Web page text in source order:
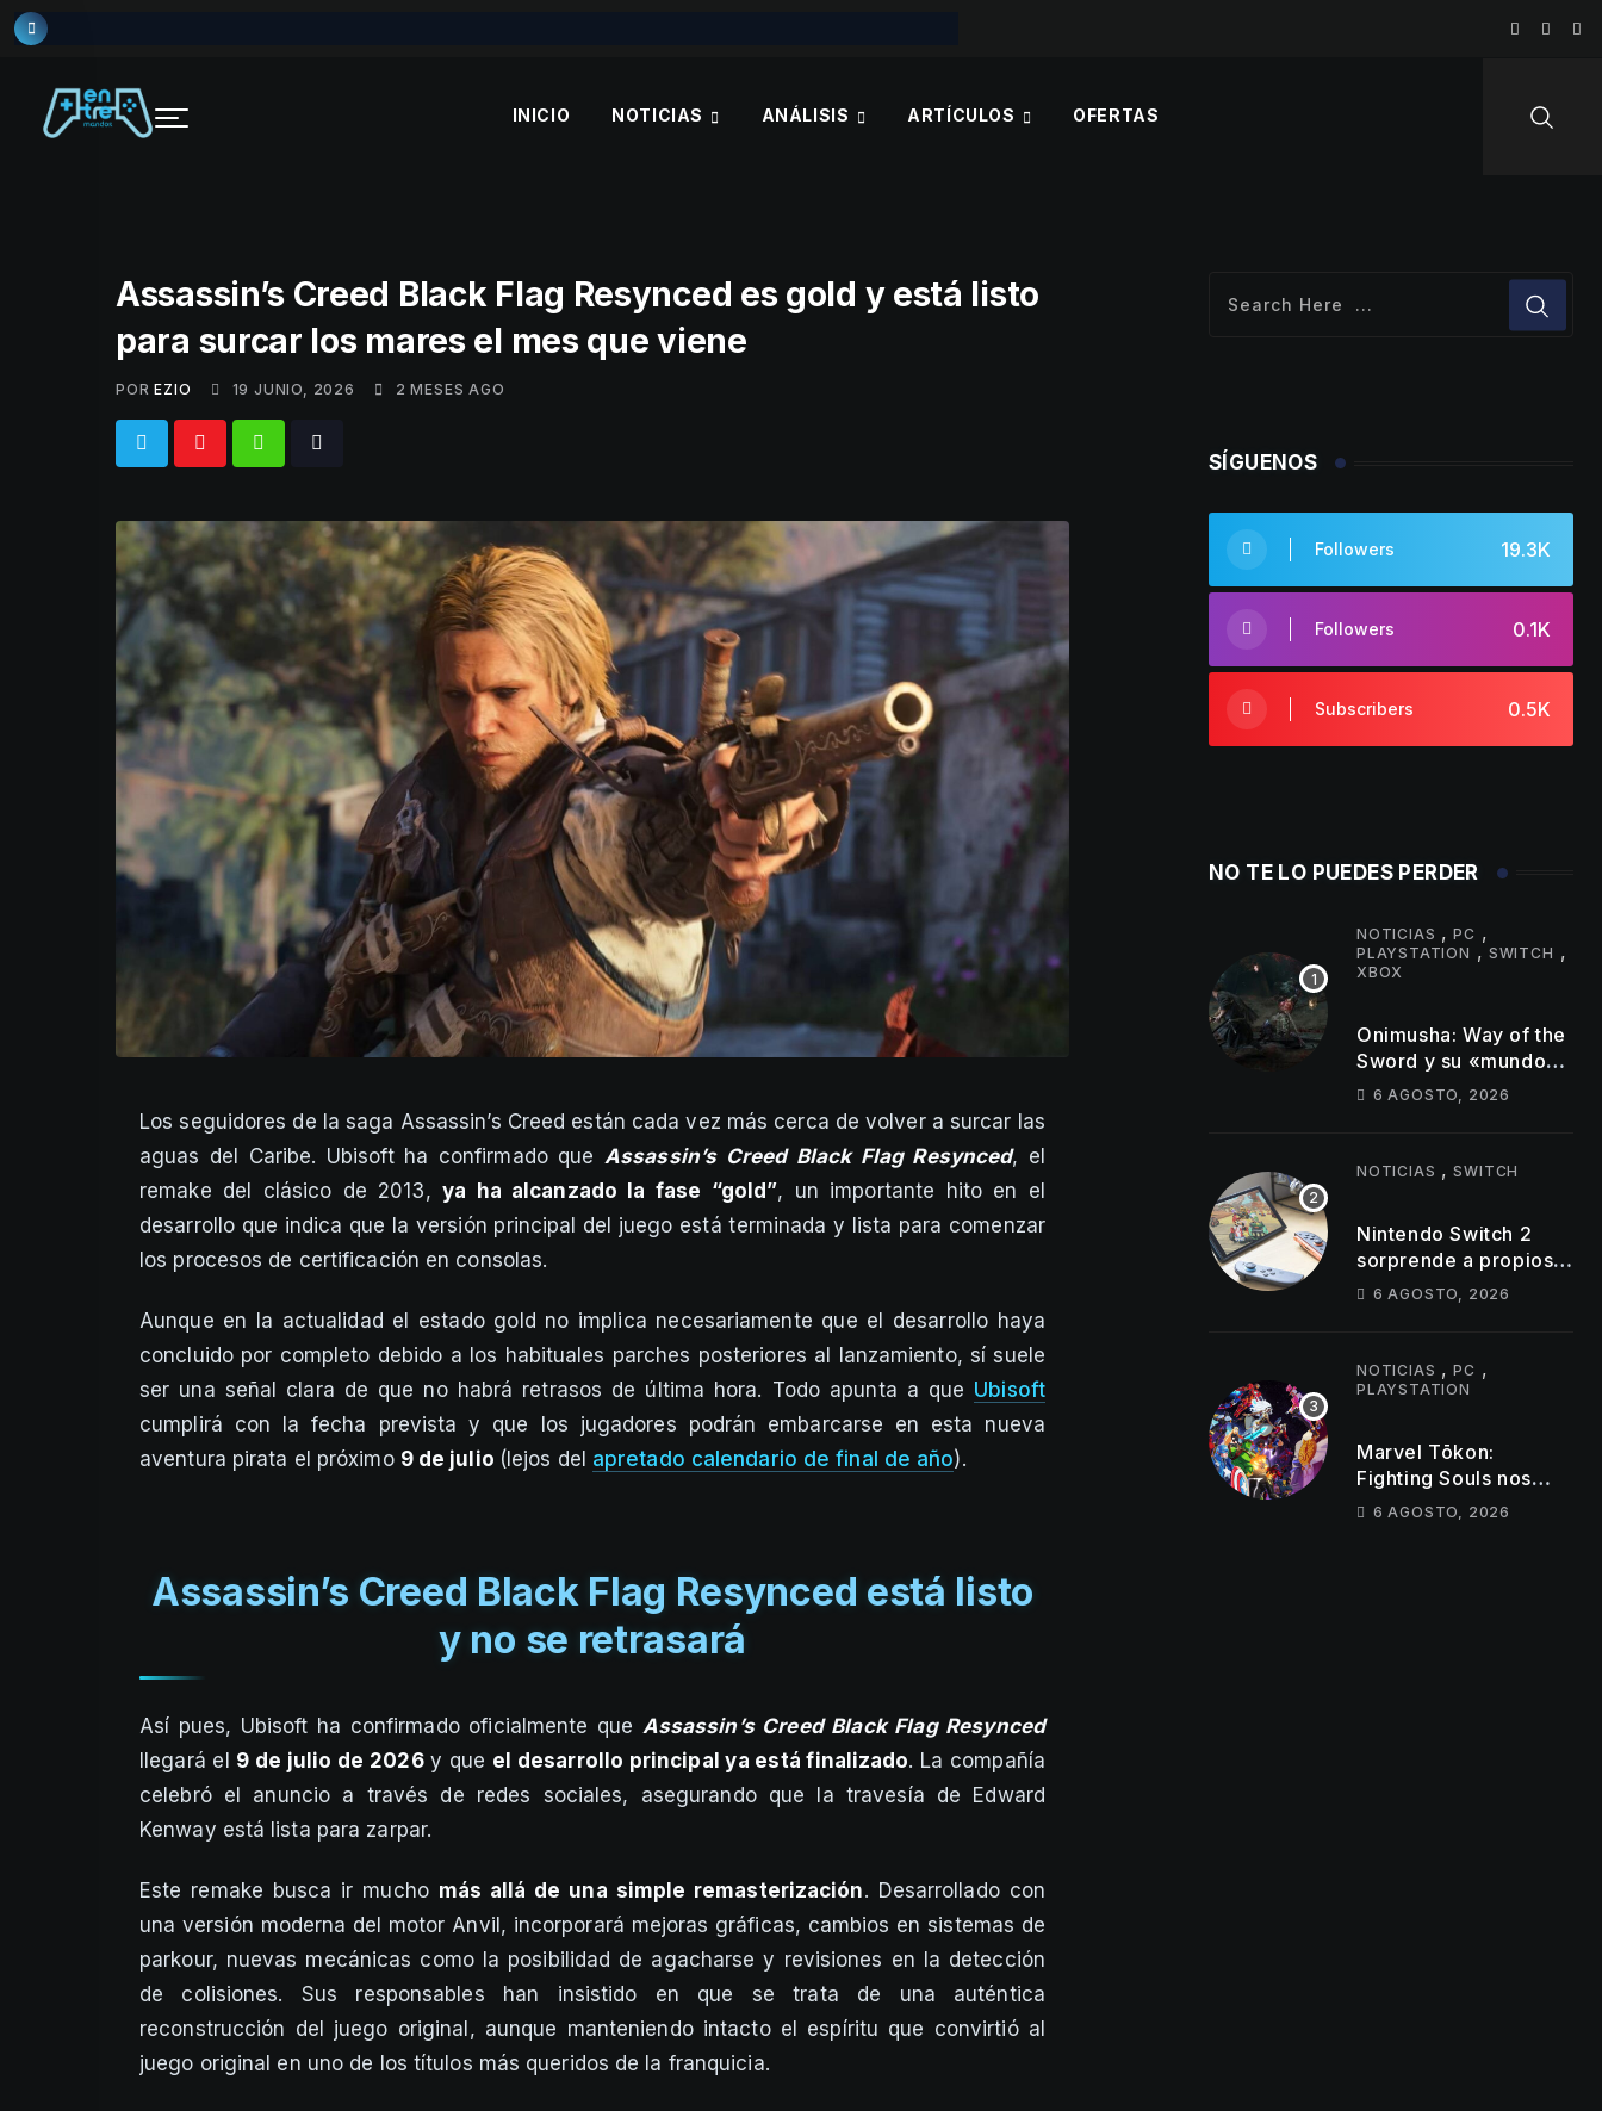
Skip
to
INICIO NOTICIAS ANÁLISIS ARTÍCULOS OFERTAS
Assassin’s Creed Black Flag Resynced es gold y está listo
para surcar los mares el mes que viene
POR EZIO 19 JUNIO, 2026 2 MESES AGO
WhatsappTiktok
Los seguidores de la saga Assassin’s Creed están cada vez más cerca de volver a surcar las
aguas del Caribe. Ubisoft ha confirmado que Assassin’s Creed Black Flag Resynced, el
remake del clásico de 2013, ya ha alcanzado la fase “gold”, un importante hito en el
desarrollo que indica que la versión principal del juego está terminada y lista para comenzar
los procesos de certificación en consolas.
Aunque en la actualidad el estado gold no implica necesariamente que el desarrollo haya
concluido por completo debido a los habituales parches posteriores al lanzamiento, sí suele
ser una señal clara de que no habrá retrasos de última hora. Todo apunta a que Ubisoft
cumplirá con la fecha prevista y que los jugadores podrán embarcarse en esta nueva
aventura pirata el próximo 9 de julio (lejos del apretado calendario de final de año).
Assassin’s Creed Black Flag Resynced está listo
y no se retrasará
Así pues, Ubisoft ha confirmado oficialmente que Assassin’s Creed Black Flag Resynced
llegará el 9 de julio de 2026y que el desarrollo principal ya está finalizado. La compañía
celebró el anuncio a través de redes sociales, asegurando que la travesía de Edward
Kenway está lista para zarpar.
Este remake busca ir mucho más allá de una simple remasterización. Desarrollado con
una versión moderna del motor Anvil, incorporará mejoras gráficas, cambios en sistemas de
parkour, nuevas mecánicas como la posibilidad de agacharse y revisiones en la detección
de colisiones. Sus responsables han insistido en que se trata de una auténtica
reconstrucción del juego original, aunque manteniendo intacto el espíritu que convirtió al
juego original en uno de los títulos más queridos de la franquicia.
SÍGUENOS
19.3K
Followers
0.1K
Followers
0.5K
Subscribers
NO TE LO PUEDES PERDER
NOTICIAS ,PC ,
PLAYSTATION , SWITCH ,
XBOX
Onimusha: Way of the
Sword y su «mundo
semiabierto»
6 AGOSTO, 2026
NOTICIAS ,SWITCH
Nintendo Switch 2
sorprende a propios y
a extraños, cifra de
6 AGOSTO, 2026
NOTICIAS ,PC ,
PLAYSTATION
Marvel Tōkon:
Fighting Souls nos
trae su trailer de
6 AGOSTO, 2026